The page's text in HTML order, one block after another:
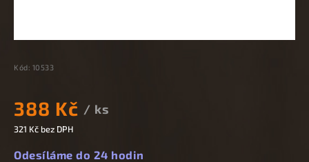
Kód: 10533
388 Kč / ks
321 Kč bez DPH
Odesíláme do 24 hodin